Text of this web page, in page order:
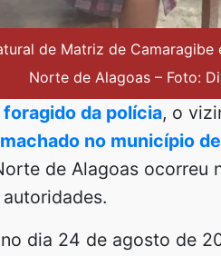
de Matriz de
Norte de Alagoas – Foto:
da polícia, o
no município
de Alagoas ocorreu
dia 24 de agosto de